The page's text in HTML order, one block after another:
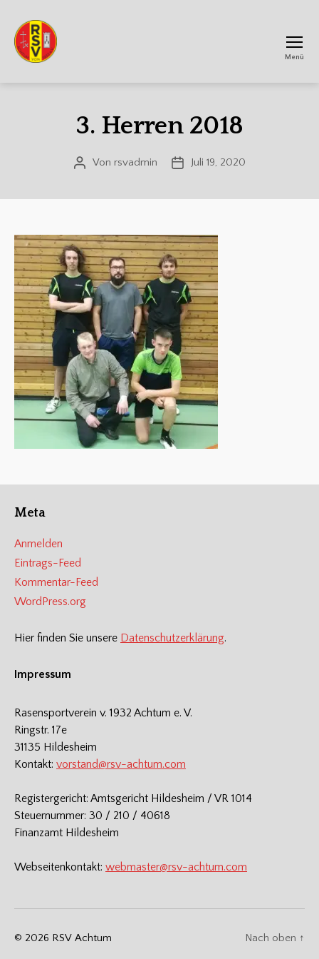
Menü
3. Herren 2018
Beitragsautor
Von rsvadmin Veröffentlichungsdatum
Juli 19, 2020
Meta
Anmelden
Eintrags-Feed
Kommentar-Feed
WordPress.org
Hier finden Sie unsere Datenschutzerklärung.
Impressum
Rasensportverein v. 1932 Achtum e. V.
Ringstr. 17e
31135 Hildesheim
Kontakt: vorstand@rsv-achtum.com
Registergericht: Amtsgericht Hildesheim / VR 1014
Steuernummer: 30 / 210 / 40618
Finanzamt Hildesheim
Webseitenkontakt: webmaster@rsv-achtum.com
© 2026 RSV Achtum Nach oben ↑